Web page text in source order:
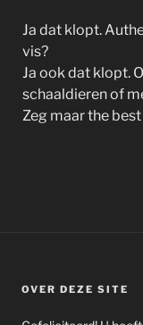
Ja dat klopt.
vis?
Ja ook dat klopt.
schaaldieren of
Zeg maar the
OVER DEZE SITE